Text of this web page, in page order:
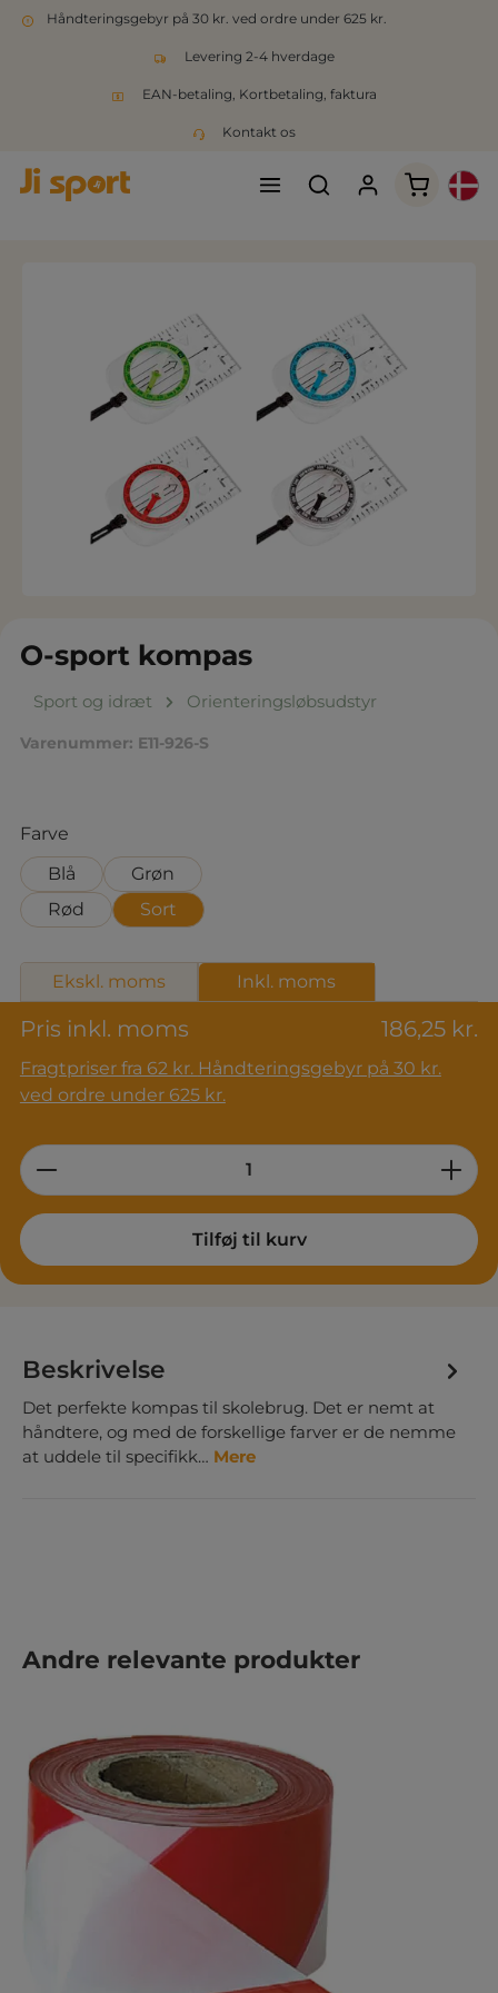
Håndteringsgebyr på 30 kr. ved ordre under 625 kr.
Levering 2-4 hverdage
EAN-betaling, Kortbetaling, faktura
Kontakt os
O-sport kompas
Sport og idræt Orienteringsløbsudstyr
Varenummer: E11-926-S
Pris inkl. moms 186,25 kr.
Fragtpriser fra 62 kr. Håndteringsgebyr på 30 kr.
ved ordre under 625 kr.
Vælg
Farve
Blå
Grøn
Rød
Sort
Ekskl. moms Inkl. moms
Product Quantity: Enter the desired
Tilføj til kurv
Beskrivelse
Det perfekte kompas til skolebrug. Det er nemt at
håndtere, og med de forskellige farver er de nemme
at uddele til specifikk… Mere
Spring produktgalleriet over
Andre relevante produkter